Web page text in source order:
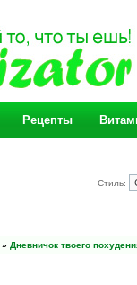
Рецепты
Стиль:
» Дневничок твоего